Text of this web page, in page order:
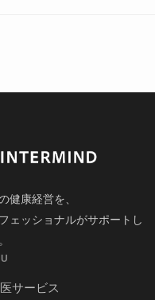
健康経営を、
ェッショナルがサポートし
サービス